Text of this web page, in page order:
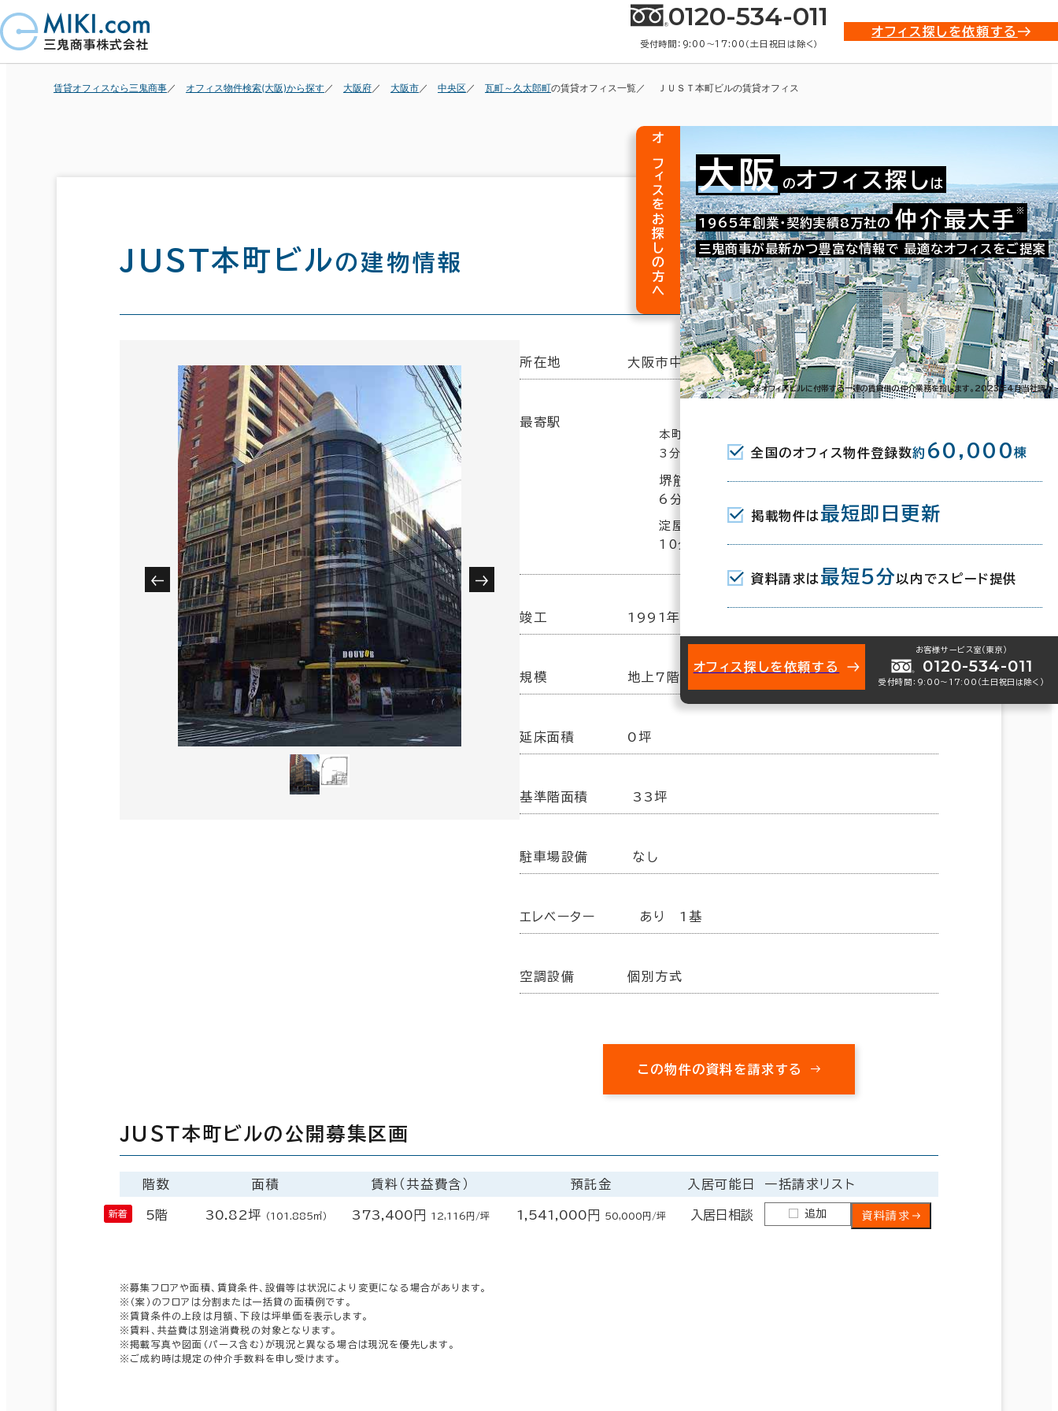
0120-534-011
受付時間：9:00〜17:00（土日祝日は除く）
オフィス探しを依頼する
賃貸オフィスなら三鬼商事 オフィス物件検索(大阪)から探す 大阪府 大阪市 中央区 瓦町～久太郎町の賃貸オフィス一覧 ＪＵＳＴ本町ビルの賃貸オフィス
ＪＵＳＴ本町ビルの建物情報
お問い合わせ番号：009-03553
所在地 大阪市中央区安土町3-2-4
最寄駅
本町駅(地下鉄御堂筋線･四つ橋線･中央線) 1番口
3分
堺筋本町駅(地下鉄堺筋線･中央線) 17番口
6分
淀屋橋駅(地下鉄御堂筋線/京阪本線) 13番口
10分
竣工 1991年 3月
規模 地上7階建
延床面積 0坪
基準階面積 33坪
駐車場設備 なし
エレベーター あり 1基
空調設備 個別方式
この物件の資料を請求する
ＪＵＳＴ本町ビルの公開募集区画
階数 面積 賃料（共益費含） 預託金 入居可能日 一括請求リスト
5階 30.82坪 （101.885㎡） 373,400円 12,116円/坪 1,541,000円 50,000円/坪 入居日相談 追加 資料請求
※募集フロアや面積、賃貸条件、設備等は状況により変更になる場合があります。
※（案）のフロアは分割または一括貸の面積例です。
※賃貸条件の上段は月額、下段は坪単価を表示します。
※賃料、共益費は別途消費税の対象となります。
※掲載写真や図面（パース含む）が現況と異なる場合は現況を優先します。
※ご成約時は規定の仲介手数料を申し受けます。
オフィスをお探しの方へ 大阪 のオフィス探し は
1965年創業・契約実績8万社の 仲介最大手 ※
三鬼商事が最新かつ豊富な情報で 最適なオフィスをご提案
※オフィスビルに付帯する一連の賃貸借の仲介業務を指します。2023年4月当社調べ
全国のオフィス物件登録数約 60,000棟
掲載物件は 最短即日更新
資料請求は 最短5分 以内でスピード提供
オフィス探しを依頼する
お客様サービス室（東京）
0120-534-011
受付時間：9:00〜17:00（土日祝日は除く）